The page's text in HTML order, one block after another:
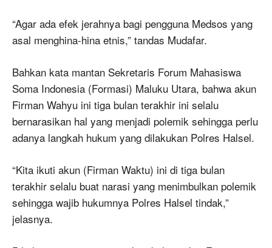
“Agar ada efek jerahnya bagi pengguna Medsos yang
asal menghina-hina etnis,” tandas Mudafar.
Bahkan kata mantan Sekretaris Forum Mahasiswa
Soma Indonesia (Formasi) Maluku Utara, bahwa akun
Firman Wahyu ini tiga bulan terakhir ini selalu
bernarasikan hal yang menjadi polemik sehingga perlu
adanya langkah hukum yang dilakukan Polres Halsel.
“Kita ikuti akun (Firman Waktu) ini di tiga bulan
terakhir selalu buat narasi yang menimbulkan polemik
sehingga wajib hukumnya Polres Halsel tindak,”
jelasnya.